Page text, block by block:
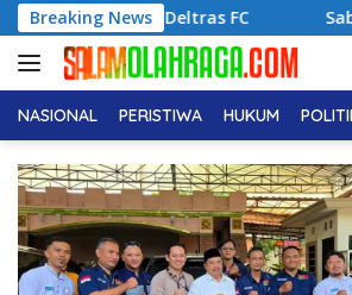
Langsung
ke
konten
Breaking News
FC Sabet Juara 1 Usia Dini,
NASIONAL PERISTIWA HUKUM